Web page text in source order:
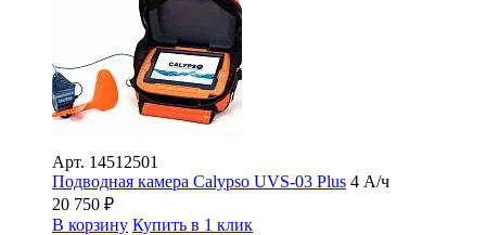
Арт. 14512501
Подводная камера Сalypso UVS-03 Plus 4 А/ч
20 750 ₽
В корзину Купить в 1 клик